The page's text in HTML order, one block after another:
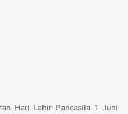
Hari Lahir Pancasila 1 Juni